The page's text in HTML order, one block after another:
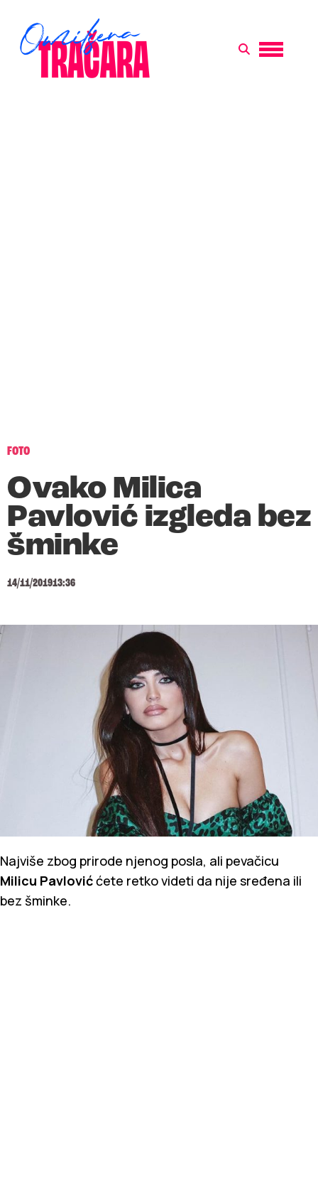
FOTO
Ovako Milica
Pavlović izgleda bez
šminke
14/11/201913:36
Najviše zbog prirode njenog posla, ali pevačicu
Milicu Pavloviććete retko videti da nije sređena ili
bez šminke.